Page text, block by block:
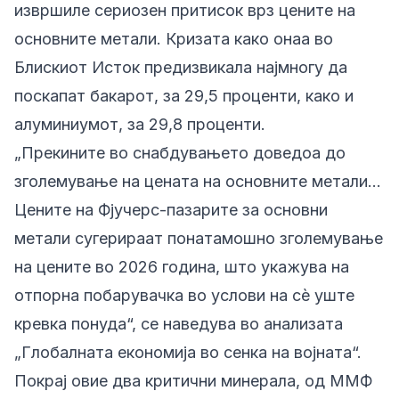
извршиле сериозен притисок врз цените на
основните метали. Кризата како онаа во
Блискиот Исток предизвикала најмногу да
поскапат бакарот, за 29,5 проценти, како и
алуминиумот, за 29,8 проценти.
„Прекините во снабдувањето доведоа до
зголемување на цената на основните метали…
Цените на Фјучерс-пазарите за основни
метали сугерираат понатамошно зголемување
на цените во 2026 година, што укажува на
отпорна побарувачка во услови на сè уште
кревка понуда“, се наведува во анализата
„Глобалната економија во сенка на војната“.
Покрај овие два критични минерала, од ММФ